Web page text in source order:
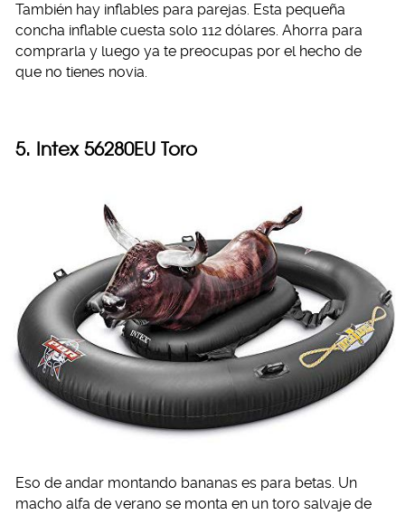
También hay inflables para parejas. Esta pequeña
concha inflable cuesta solo 112 dólares. Ahorra para
comprarla y luego ya te preocupas por el hecho de
que no tienes novia.
5. Intex 56280EU Toro
Eso de andar montando bananas es para betas. Un
macho alfa de verano se monta en un toro salvaje de